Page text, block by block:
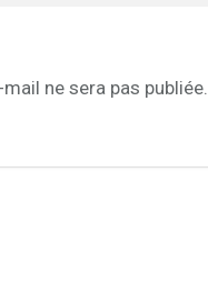
ne sera pas publiée.